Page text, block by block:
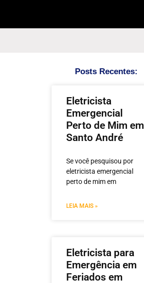
Posts Recentes:
Eletricista
Emergencial
Perto de Mim em
Santo André
Se você pesquisou por
eletricista emergencial
perto de mim em
LEIA MAIS »
Eletricista para
Emergência em
Feriados em